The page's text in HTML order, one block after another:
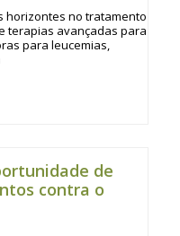
horizontes no tratamento
terapias avançadas para
para leucemias,
de
contra o